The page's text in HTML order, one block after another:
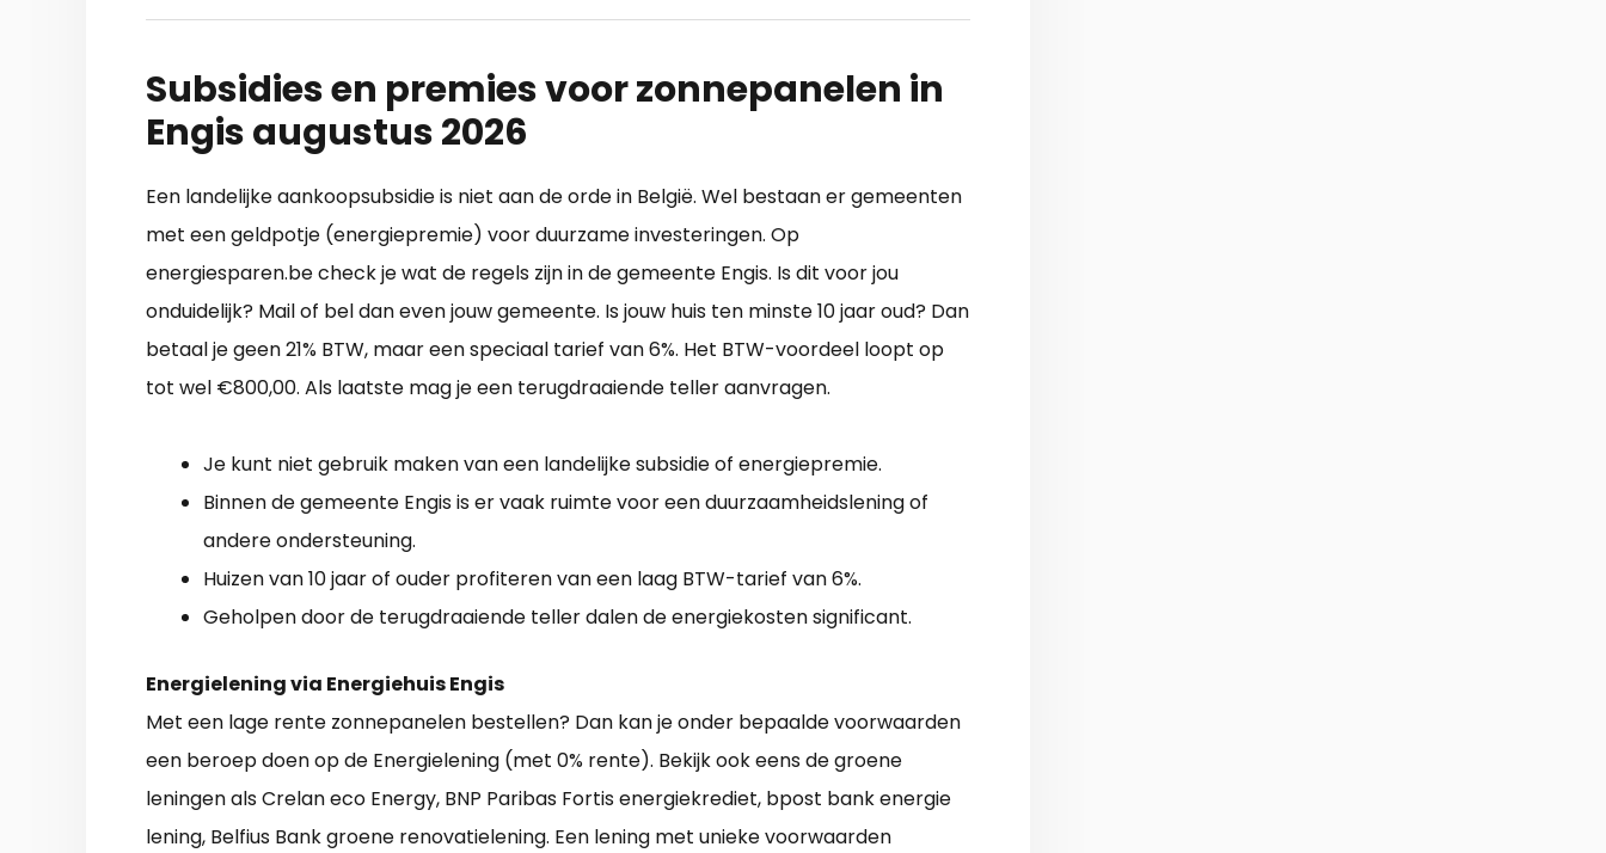
Subsidies en premies voor zonnepanelen in
Engis augustus 2026
Een landelijke aankoopsubsidie is niet aan de orde in België. Wel bestaan er gemeenten
met een geldpotje (energiepremie) voor duurzame investeringen. Op
energiesparen.be check je wat de regels zijn in de gemeente Engis. Is dit voor jou
onduidelijk? Mail of bel dan even jouw gemeente. Is jouw huis ten minste 10 jaar oud? Dan
betaal je geen 21% BTW, maar een speciaal tarief van 6%. Het BTW-voordeel loopt op
tot wel €800,00. Als laatste mag je een terugdraaiende teller aanvragen.
Je kunt niet gebruik maken van een landelijke subsidie of energiepremie.
Binnen de gemeente Engis is er vaak ruimte voor een duurzaamheidslening of
andere ondersteuning.
Huizen van 10 jaar of ouder profiteren van een laag BTW-tarief van 6%.
Geholpen door de terugdraaiende teller dalen de energiekosten significant.
Energielening via Energiehuis Engis
Met een lage rente zonnepanelen bestellen? Dan kan je onder bepaalde voorwaarden
een beroep doen op de Energielening (met 0% rente). Bekijk ook eens de groene
leningen als Crelan eco Energy, BNP Paribas Fortis energiekrediet, bpost bank energie
lening, Belfius Bank groene renovatielening. Een lening met unieke voorwaarden